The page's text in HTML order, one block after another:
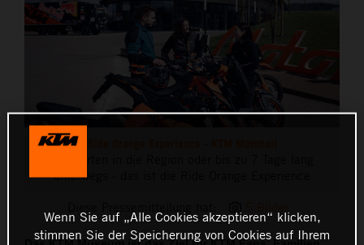
unterwegs - das ist die Ride Orange Experience
Wenn Sie auf „Alle Cookies akzeptieren“ klicken,
stimmen Sie der Speicherung von Cookies auf Ihrem